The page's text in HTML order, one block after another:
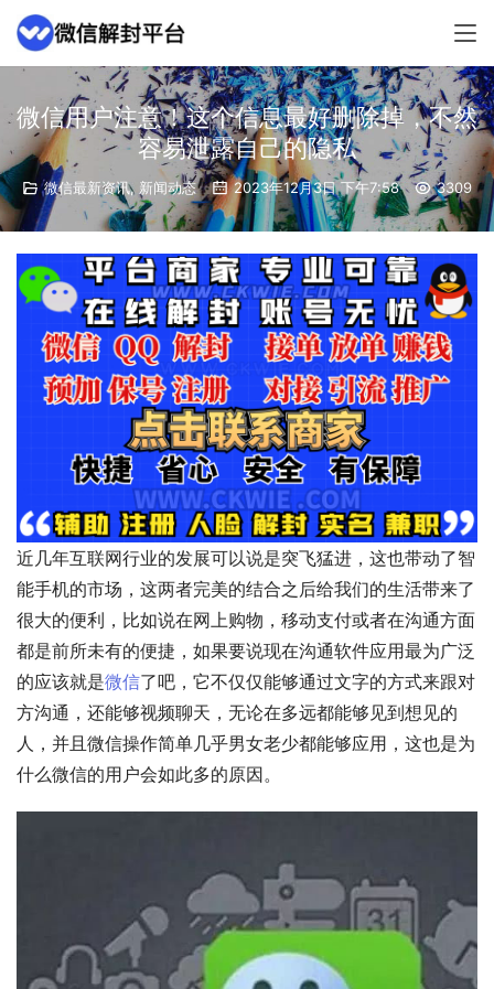
微信用户注意！这个信息最好删除掉，不然
容易泄露自己的隐私
微信最新资讯, 新闻动态 2023年12月3日 下午7:58 3309
近几年互联网行业的发展可以说是突飞猛进，这也带动了智
能手机的市场，这两者完美的结合之后给我们的生活带来了
很大的便利，比如说在网上购物，移动支付或者在沟通方面
都是前所未有的便捷，如果要说现在沟通软件应用最为广泛
的应该就是微信了吧，它不仅仅能够通过文字的方式来跟对
方沟通，还能够视频聊天，无论在多远都能够见到想见的
人，并且微信操作简单几乎男女老少都能够应用，这也是为
什么微信的用户会如此多的原因。